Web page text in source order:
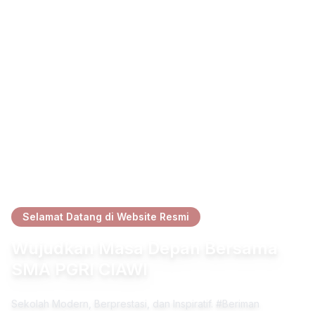
Selamat Datang di Website Resmi
Sekolah Modern, Berprestasi, dan Inspiratif. #Beriman